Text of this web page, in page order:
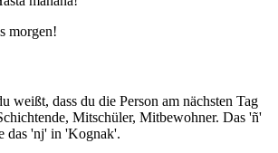
morgen!
weißt, dass du die Person am nächsten Tag
Mitschüler, Mitbewohner. Das 'ñ'
das 'nj' in 'Kognak'.